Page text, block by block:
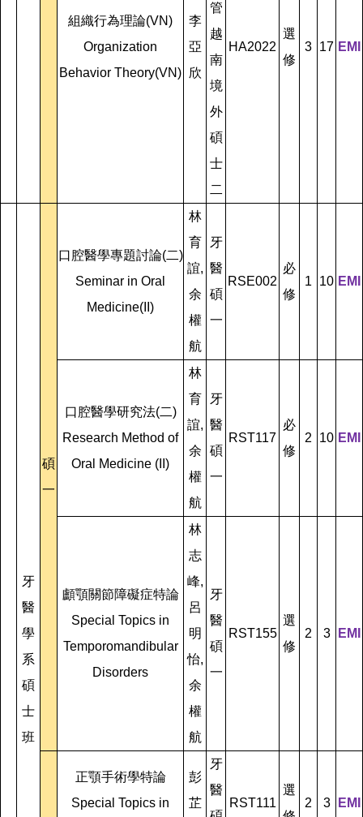
組織行為理論(VN)
Organization
Behavior Theory(VN)
李
亞
欣
管
越
南
境
外
碩
士
二
HA2022
選
修
3 17 EMI
牙
醫
學
系
碩
士
班
碩
一
口腔醫學專題討論(二)
Seminar in Oral
Medicine(II)
林
育
誼,
余
權
航
牙
醫
碩
一
RSE002
必
修
1 10 EMI
口腔醫學研究法(二)
Research Method of
Oral Medicine (II)
林
育
誼,
余
權
航
牙
醫
碩
一
RST117
必
修
2 10 EMI
顱顎關節障礙症特論
Special Topics in
Temporomandibular
Disorders
林
志
峰,
呂
明
怡,
余
權
航
牙
醫
碩
一
RST155
選
修
2 3 EMI
正顎手術學特論
Special Topics in
彭
芷
牙
醫
RST111
選
2 3 EMI